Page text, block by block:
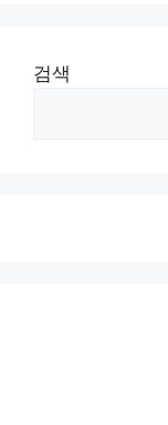
검색